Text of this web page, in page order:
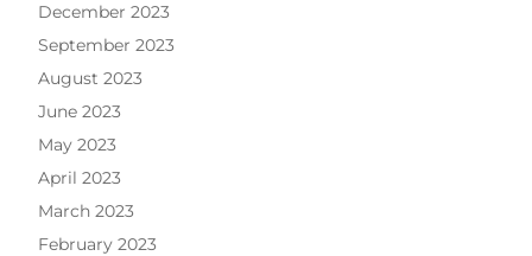
December 2023
September 2023
August 2023
June 2023
May 2023
April 2023
March 2023
February 2023